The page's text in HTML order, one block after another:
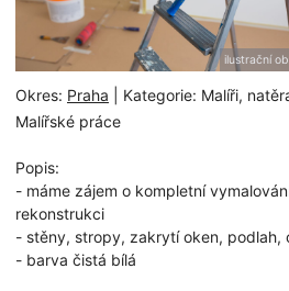
Okres: Praha | Kategorie: Malíři,
Malířské práce
Popis:
- máme zájem o kompletní
rekonstrukci
- stěny, stropy, zakrytí oken, podlah,
- barva čistá bílá
ilustrační